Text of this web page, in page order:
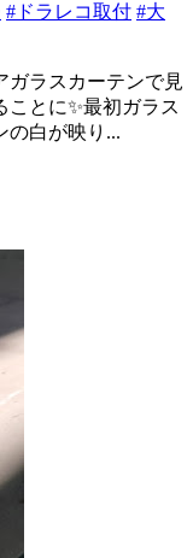
#ドラレコ取付 #大
ガラスカーテンで見
とに✨最初ガラス
の白が映り...